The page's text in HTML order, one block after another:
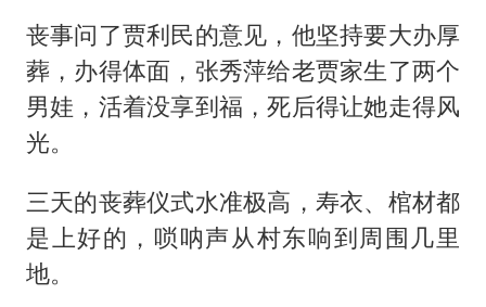
丧事问了贾利民的意见，他坚持要大办厚
葬，办得体面，张秀萍给老贾家生了两个
男娃，活着没享到福，死后得让她走得风
光。
三天的丧葬仪式水准极高，寿衣、棺材都
是上好的，唢呐声从村东响到周围几里
地。